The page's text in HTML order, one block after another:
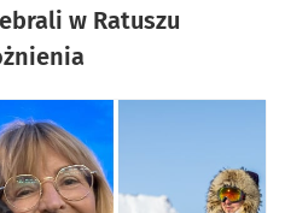
w Ratuszu